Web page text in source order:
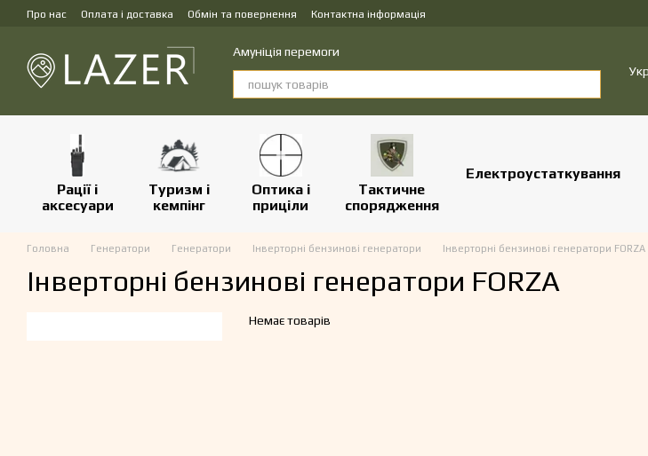
Перейти до основного контенту
Про нас Оплата і доставка Обмін та повернення Контактна інформація
Амуніція перемоги
Укр
Рації і
аксесуари
Туризм і
кемпінг
Оптика і
приціли
Тактичне
спорядження
Електроустаткування
Головна Генератори Генератори Інверторні бензинові генератори Інверторні бензинові генератори FORZA
Інверторні бензинові генератори FORZA
Немає товарів